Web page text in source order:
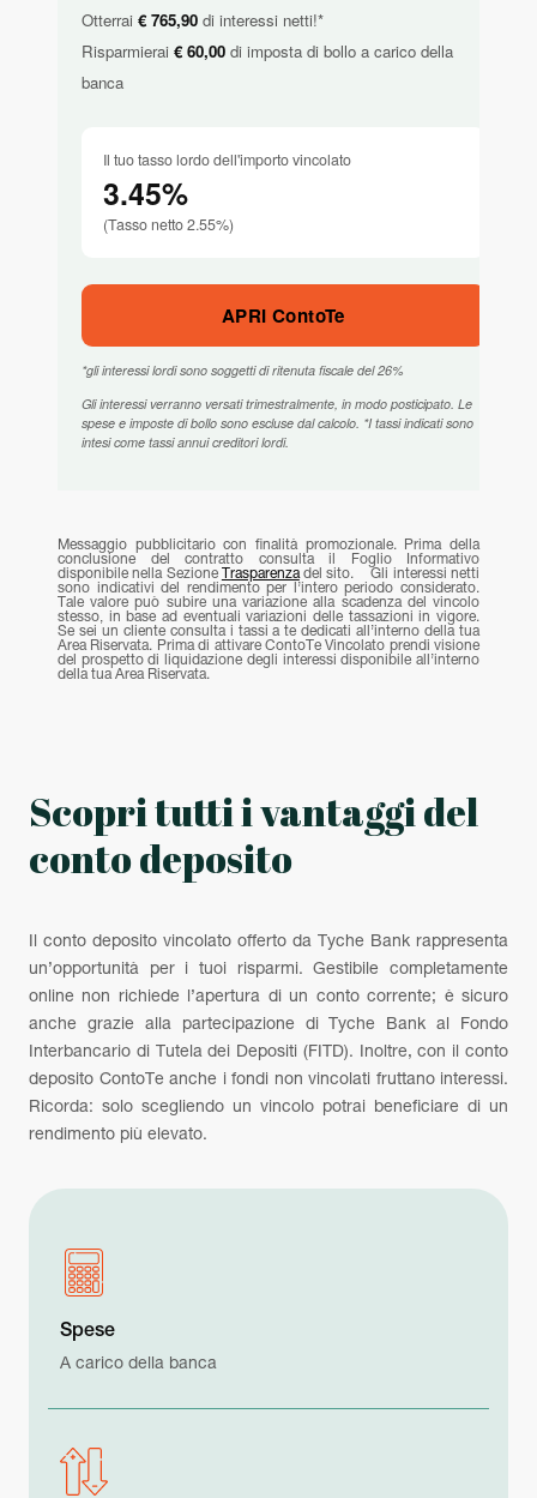
Otterrai € 765,90 di interessi netti!*
Risparmierai € 60,00 di imposta di bollo a carico della
banca
Il tuo tasso lordo dell'importo vincolato
3.45%
(Tasso netto2.55%)
APRI ContoTe
*gli interessi lordi sono soggetti di ritenuta fiscale del 26%
Gli interessi verranno versati trimestralmente, in modo posticipato. Le
spese e imposte di bollo sono escluse dal calcolo. *I tassi indicati sono
intesi come tassi annui creditori lordi.
Messaggio pubblicitario con finalità promozionale. Prima della
conclusione del contratto consulta il Foglio Informativo
disponibile nella Sezione
Trasparenzadel sito. Gli interessi netti
sono indicativi del rendimento per l’intero periodo considerato.
Tale valore può subire una variazione alla scadenza del vincolo
stesso, in base ad eventuali variazioni delle tassazioni in vigore.
Se sei un cliente consulta i tassi a te dedicati all’interno della tua
Area Riservata. Prima di attivare ContoTe Vincolato prendi visione
del prospetto di liquidazione degli interessi disponibile all’interno
della tua Area Riservata.
Scopri tutti i vantaggi del
conto deposito
Il conto deposito vincolato offerto da Tyche Bank rappresenta
un’opportunità per i tuoi risparmi. Gestibile completamente
online non richiede l’apertura di un conto corrente; è sicuro
anche grazie alla partecipazione di Tyche Bank al Fondo
Interbancario di Tutela dei Depositi (FITD). Inoltre, con il conto
deposito ContoTe anche i fondi non vincolati fruttano interessi.
Ricorda: solo scegliendo un vincolo potrai beneficiare di un
rendimento più elevato.
Spese
A carico della banca